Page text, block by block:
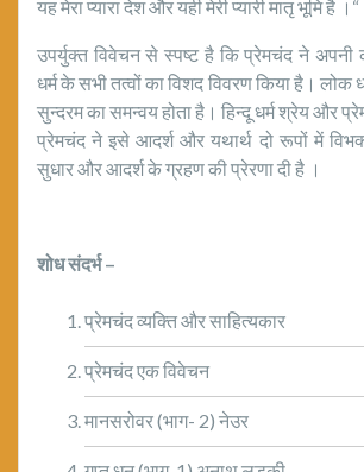
यह मेरा प्यारा देश और यही मेरी प्यारी मातृ भूमि है ।“
उपर्युक्त विवेचन से स्पष्ट है कि प्रेमचंद ने अपनी
धर्म के सभी तत्वों का विशद विवरण किया है। लोक
सुन्दरम का समन्वय होता है। हिन्दू धर्म श्रेय और
प्रेमचंद ने इसे आदर्श और यथार्थ दो रूपों में
सुधार और आदर्श के ग्रहण की प्रेरणा दी है ।
शोध संदर्भ –
प्रेमचंद व्यक्ति और साहित्यकार
प्रेमचंद एक विवेचन
मानसरोवर (भाग- 2) नेउर